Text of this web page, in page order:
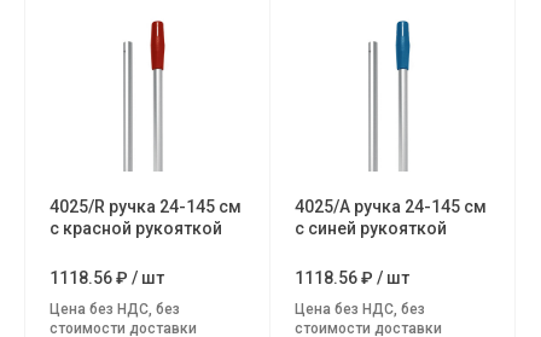
4025/R ручка 24-145 см
с красной рукояткой
1118.56 ₽ / шт
Цена без НДС, без
стоимости доставки
4025/A ручка 24-145 см
с синей рукояткой
1118.56 ₽ / шт
Цена без НДС, без
стоимости доставки